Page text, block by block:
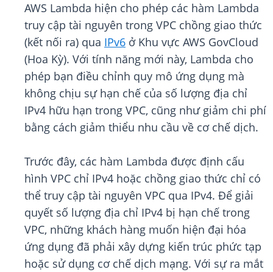
AWS Lambda hiện cho phép các hàm Lambda
truy cập tài nguyên trong VPC chồng giao thức
(kết nối ra) qua IPv6 ở Khu vực AWS GovCloud
(Hoa Kỳ). Với tính năng mới này, Lambda cho
phép bạn điều chỉnh quy mô ứng dụng mà
không chịu sự hạn chế của số lượng địa chỉ
IPv4 hữu hạn trong VPC, cũng như giảm chi phí
bằng cách giảm thiểu nhu cầu về cơ chế dịch.
Trước đây, các hàm Lambda được định cấu
hình VPC chỉ IPv4 hoặc chồng giao thức chỉ có
thể truy cập tài nguyên VPC qua IPv4. Để giải
quyết số lượng địa chỉ IPv4 bị hạn chế trong
VPC, những khách hàng muốn hiện đại hóa
ứng dụng đã phải xây dựng kiến trúc phức tạp
hoặc sử dụng cơ chế dịch mạng. Với sự ra mắt